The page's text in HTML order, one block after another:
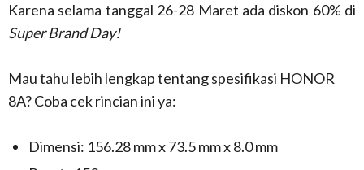
Karena selama tanggal 26-28 Maret ada diskon 60% di
Super Brand Day!
Mau tahu lebih lengkap tentang spesifikasi HONOR
8A? Coba cek rincian ini ya:
Dimensi: 156.28 mm x 73.5 mm x 8.0 mm